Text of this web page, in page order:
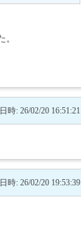
時: 26/02/20 16:51:21
時: 26/02/20 19:53:39